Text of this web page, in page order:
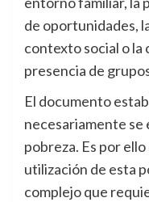
de oportunidades,
contexto social o la
presencia de
El documento
necesariamente se
pobreza. Es por
utilización de esta
complejo que